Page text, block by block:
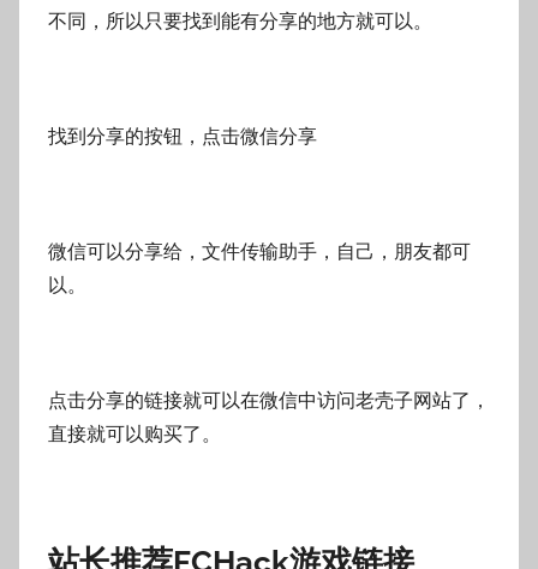
不同，所以只要找到能有分享的地方就可以。
找到分享的按钮，点击微信分享
微信可以分享给，文件传输助手，自己，朋友都可
以。
点击分享的链接就可以在微信中访问老壳子网站了，
直接就可以购买了。
站长推荐FCHack游戏链接